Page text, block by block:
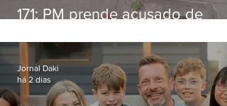
171: PM prende acusado de
Niterói
Jornal Daki
há 2 dias